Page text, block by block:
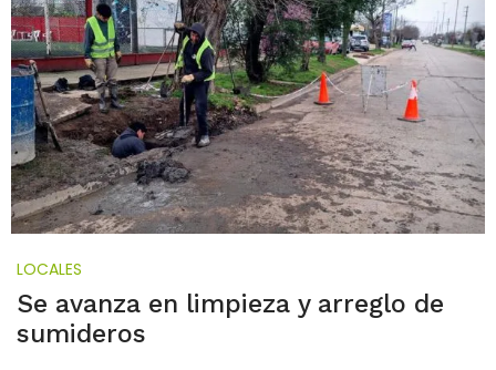
LOCALES
Se avanza en limpieza y arreglo de
sumideros